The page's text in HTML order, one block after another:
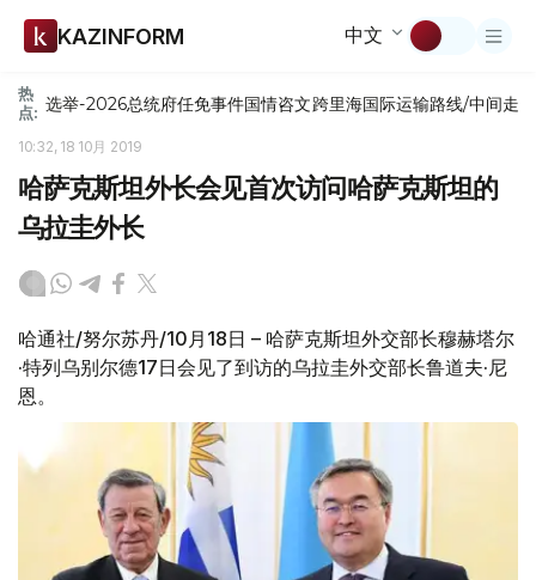
KAZINFORM 中文
热
点: 选举-2026总统府任免事件国情咨文跨里海国际运输路线/中间走廊
10:32, 18 10月 2019
哈萨克斯坦外长会见首次访问哈萨克斯坦的
乌拉圭外长
哈通社/努尔苏丹/10月18日 – 哈萨克斯坦外交部长穆赫塔尔
·特列乌别尔德17日会见了到访的乌拉圭外交部长鲁道夫·尼
恩。